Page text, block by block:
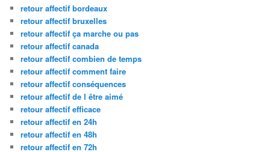
retour affectif bordeaux
retour affectif bruxelles
retour affectif ça marche ou pas
retour affectif canada
retour affectif combien de temps
retour affectif comment faire
retour affectif conséquences
retour affectif de l être aimé
retour affectif efficace
retour affectif en 24h
retour affectif en 48h
retour affectif en 72h